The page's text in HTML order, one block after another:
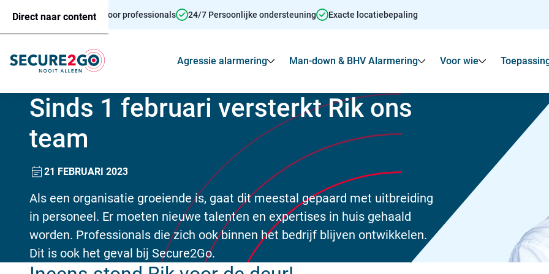
Direct naar content
Persoonsalarmering voor professionals 24/7 Persoonlijke ondersteuning Exacte locatiebepaling
Agressie alarmering Toon Submenu voor Agressie alarmering
Man-down & BHV Alarmering Toon Submenu
Voor wie Toon
Sinds 1 februari versterkt Rik ons
team
21 FEBRUARI 2023
Als een organisatie groeiende is, gaat dit meestal gepaard met uitbreiding
in personeel. Er moeten nieuwe talenten en expertises in huis gehaald
worden. Professionals die zich ook binnen het bedrijf blijven ontwikkelen.
Dit is ook het geval bij Secure2Go.